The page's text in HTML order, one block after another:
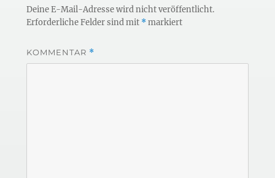
Deine E-Mail-Adresse wird nicht veröffentlicht.
Erforderliche Felder sind mit *markiert
KOMMENTAR *